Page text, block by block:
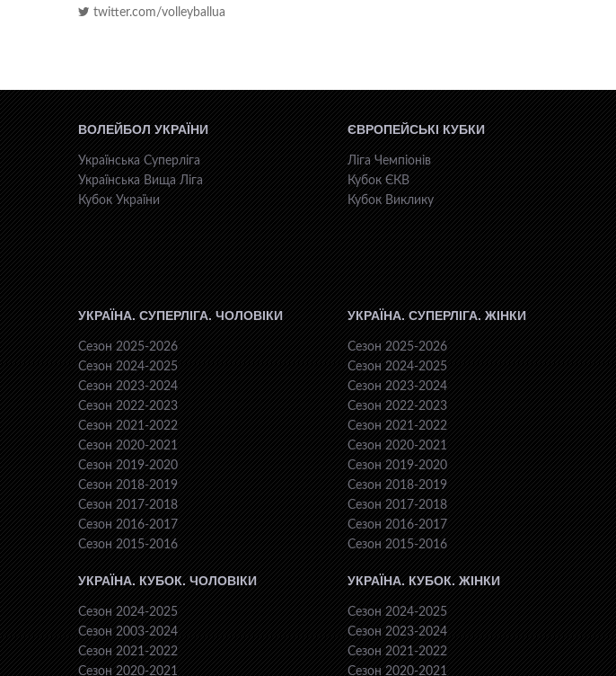
twitter.com/volleyballua
ВОЛЕЙБОЛ УКРАЇНИ
Українська Суперліга
Українська Вища Ліга
Кубок України
ЄВРОПЕЙСЬКІ КУБКИ
Ліга Чемпіонів
Кубок ЄКВ
Кубок Виклику
УКРАЇНА. СУПЕРЛІГА. ЧОЛОВІКИ
Сезон 2025-2026
Сезон 2024-2025
Сезон 2023-2024
Сезон 2022-2023
Сезон 2021-2022
Сезон 2020-2021
Сезон 2019-2020
Сезон 2018-2019
Сезон 2017-2018
Сезон 2016-2017
Сезон 2015-2016
УКРАЇНА. СУПЕРЛІГА. ЖІНКИ
Сезон 2025-2026
Сезон 2024-2025
Сезон 2023-2024
Сезон 2022-2023
Сезон 2021-2022
Сезон 2020-2021
Сезон 2019-2020
Сезон 2018-2019
Сезон 2017-2018
Сезон 2016-2017
Сезон 2015-2016
УКРАЇНА. КУБОК. ЧОЛОВІКИ
Сезон 2024-2025
Сезон 2003-2024
Сезон 2021-2022
Сезон 2020-2021
УКРАЇНА. КУБОК. ЖІНКИ
Сезон 2024-2025
Сезон 2023-2024
Сезон 2021-2022
Сезон 2020-2021